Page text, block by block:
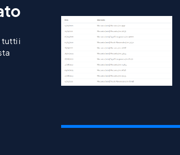
tutti i